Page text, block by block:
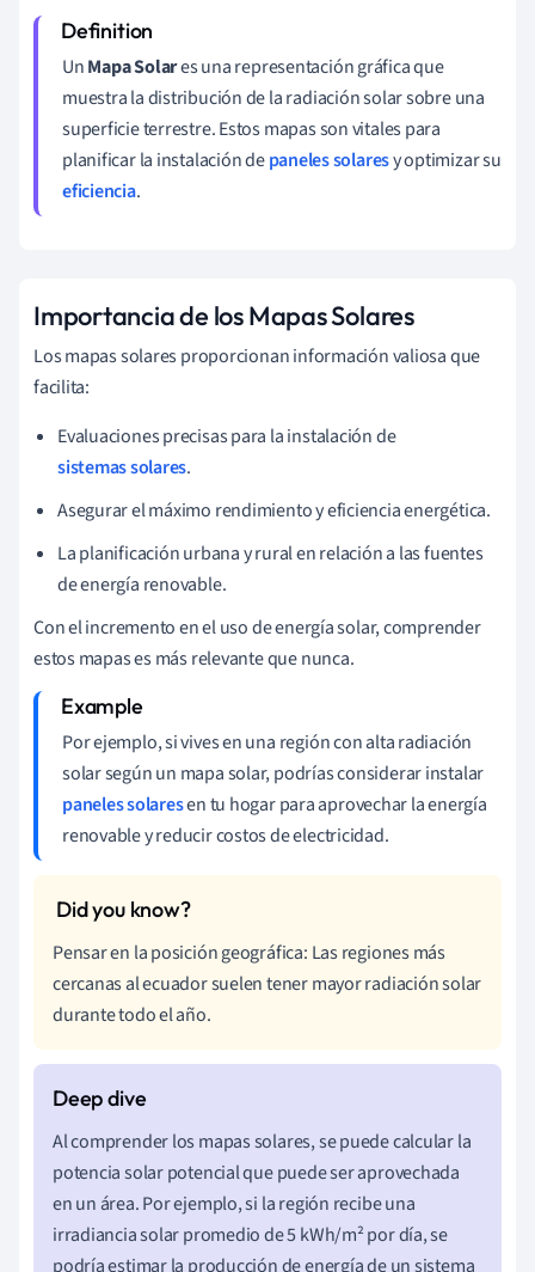
UnMapa Solares una representación gráfica que
muestra la distribución de la radiación solar sobre una
superficie terrestre. Estos mapas son vitales para
planificar la instalación depaneles solaresy optimizar su
eficiencia.
Importancia de los Mapas Solares
Los mapas solares proporcionan información valiosa que
facilita:
Evaluaciones precisas para la instalación de
sistemas solares.
Asegurar el máximo rendimiento y eficiencia energética.
La planificación urbana y rural en relación a las fuentes
de energía renovable.
Con el incremento en el uso de energía solar, comprender
estos mapas es más relevante que nunca.
Por ejemplo, si vives en una región con alta radiación
solar según un mapa solar, podrías considerar instalar
paneles solaresen tu hogar para aprovechar la energía
renovable y reducir costos de electricidad.
Pensar en la posición geográfica: Las regiones más
cercanas al ecuador suelen tener mayor radiación solar
durante todo el año.
Al comprender los mapas solares, se puede calcular la
potencia solar potencial que puede ser aprovechada
en un área. Por ejemplo, si la región recibe una
irradiancia solar promedio de 5 kWh/m² por día, se
podría estimar la producción de energía de un sistema